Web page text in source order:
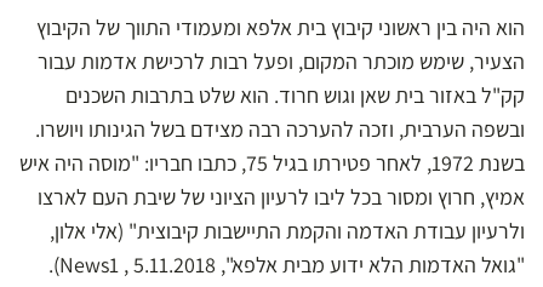
הוא היה בין ראשוני קיבוץ בית אלפא ומעמודי התווך של הקיבוץ
הצעיר, שימש מוכתר המקום, ופעל רבות לרכישת אדמות עבור
קק"ל באזור בית שאן וגוש חרוד. הוא שלט בתרבות השכנים
ובשפה הערבית, וזכה להערכה רבה מצידם בשל הגינותו ויושרו.
בשנת 1972, לאחר פטירתו בגיל 75, כתבו חבריו: "מוסה היה איש
אמיץ, חרוץ ומסור בכל ליבו לרעיון הציוני של שיבת העם לארצו
ולרעיון עבודת האדמה והקמת התיישבות קיבוצית" (אלי אלון,
"גואל האדמות הלא ידוע מבית אלפא", News1 , 5.11.2018).